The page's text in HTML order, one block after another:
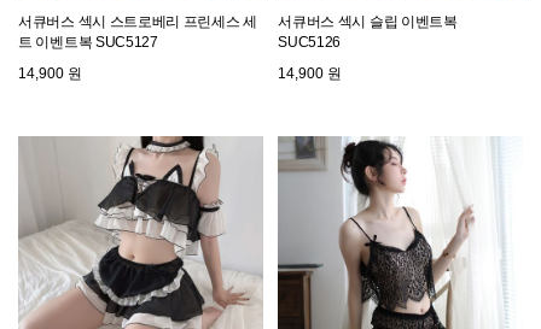
서큐버스 섹시 스트로베리 프린세스 세
트 이벤트복 SUC5127
14,900 원
서큐버스 섹시 슬립 이벤트복
SUC5126
14,900 원